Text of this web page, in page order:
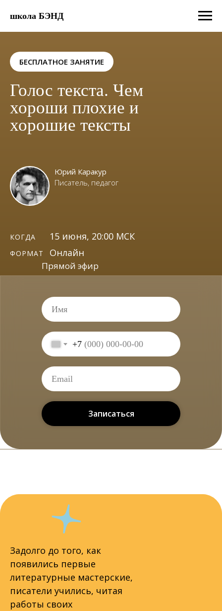
школа БЭНД
+7
Записаться
Юрий Каракур
Писатель, педагог
Голос текста. Чем
хороши плохие и
хорошие тексты
15 июня, 20:00 МСК
БЕСПЛАТНОЕ ЗАНЯТИЕ
Онлайн
КОГДА
ФОРМАТ
Прямой эфир
Задолго до того, как
появились первые
литературные мастерские,
писатели учились, читая
работы своих